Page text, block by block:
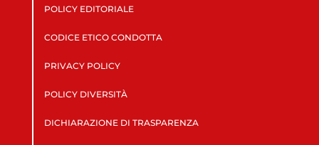
POLICY EDITORIALE
CODICE ETICO CONDOTTA
PRIVACY POLICY
POLICY DIVERSITÀ
DICHIARAZIONE DI TRASPARENZA